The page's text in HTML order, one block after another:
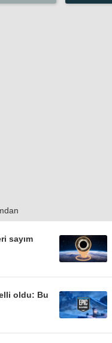
sayım
oldu: Bu